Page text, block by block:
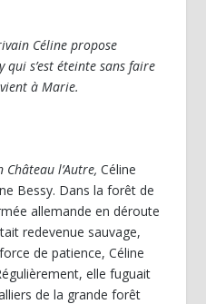
Céline propose
qui s’est éteinte sans faire
à Marie.
Château l’Autre,Céline
Bessy. Dans la forêt de
allemande en déroute
redevenue sauvage,
de patience, Céline
elle fuguait
de la grande forêt